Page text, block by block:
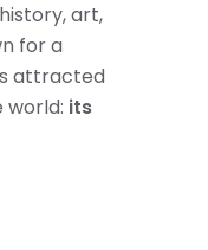
art,
for a
attracted
world: its